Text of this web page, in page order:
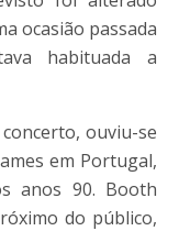
ocasião passada
habituada a
ouviu-se
em Portugal,
anos 90. Booth
do público,